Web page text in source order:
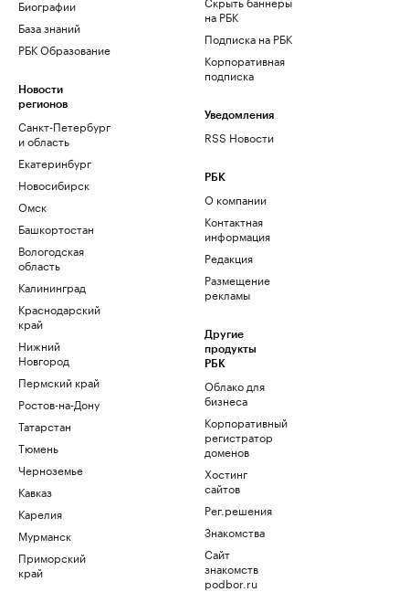
Биографии
База знаний
РБК Образование
Новости
регионов
Санкт-Петербург
и область
Екатеринбург
Новосибирск
Омск
Башкортостан
Вологодская
область
Калининград
Краснодарский
край
Нижний
Новгород
Пермский край
Ростов-на-Дону
Татарстан
Тюмень
Черноземье
Кавказ
Карелия
Мурманск
Приморский
край
на РБК
Подписка на РБК
Корпоративная
подписка
Уведомления
RSS Новости
РБК
О компании
Контактная
информация
Редакция
Размещение
рекламы
Другие
продукты
РБК
Облако для
бизнеса
Корпоративный
регистратор
доменов
Хостинг
сайтов
Рег.решения
Знакомства
Сайт
знакомств
podbor.ru